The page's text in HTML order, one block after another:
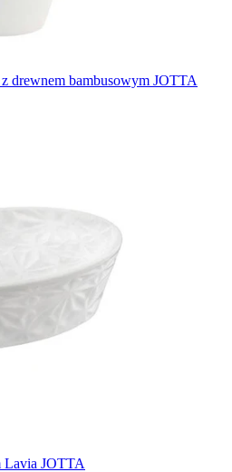
drewnem bambusowym JOTTA
Lavia JOTTA